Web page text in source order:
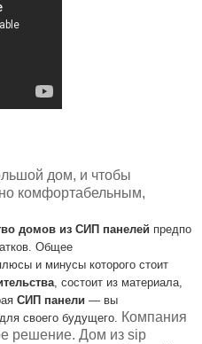
дом, и чтобы
комфортабельным,
домов из СИП панелей предпо
Общее
и минусы которого стоит
, состоит из материала,
СИП панели — вы
своего будущего. Компания
решение. Дом из sip